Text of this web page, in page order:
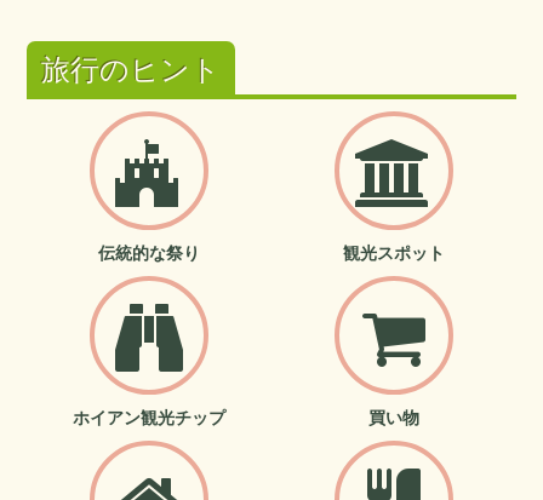
旅行のヒント
伝統的な祭り 観光スポット
ホイアン観光チップ 買い物